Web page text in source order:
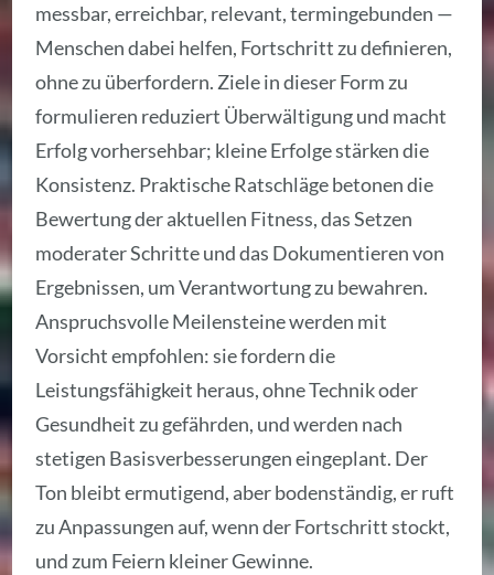
messbar, erreichbar, relevant, termingebunden —
Menschen dabei helfen, Fortschritt zu definieren,
ohne zu überfordern. Ziele in dieser Form zu
formulieren reduziert Überwältigung und macht
Erfolg vorhersehbar; kleine Erfolge stärken die
Konsistenz. Praktische Ratschläge betonen die
Bewertung der aktuellen Fitness, das Setzen
moderater Schritte und das Dokumentieren von
Ergebnissen, um Verantwortung zu bewahren.
Anspruchsvolle Meilensteine werden mit
Vorsicht empfohlen: sie fordern die
Leistungsfähigkeit heraus, ohne Technik oder
Gesundheit zu gefährden, und werden nach
stetigen Basisverbesserungen eingeplant. Der
Ton bleibt ermutigend, aber bodenständig, er ruft
zu Anpassungen auf, wenn der Fortschritt stockt,
und zum Feiern kleiner Gewinne.